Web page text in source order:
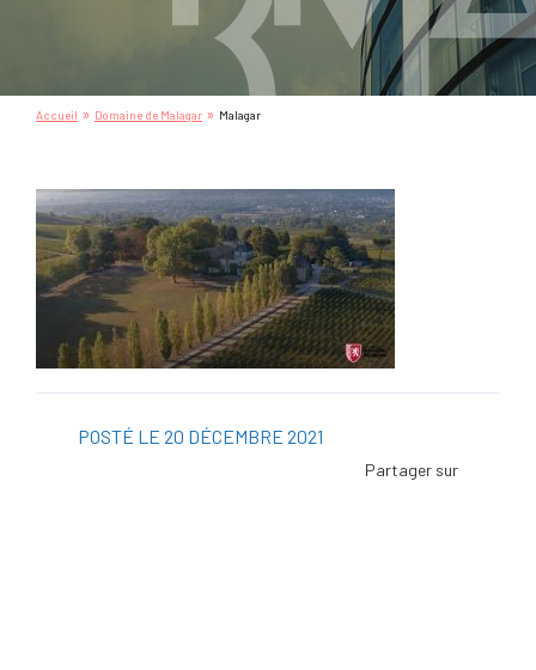
Accueil » Domaine de Malagar » Malagar
POSTÉ LE 20 DÉCEMBRE 2021
Twitter
Viadeo
ScoopIt